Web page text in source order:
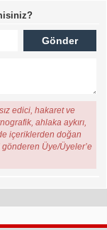
edici, hakaret ve
ahlaka aykırı,
içeriklerden doğan
Üye/Üyeler’e